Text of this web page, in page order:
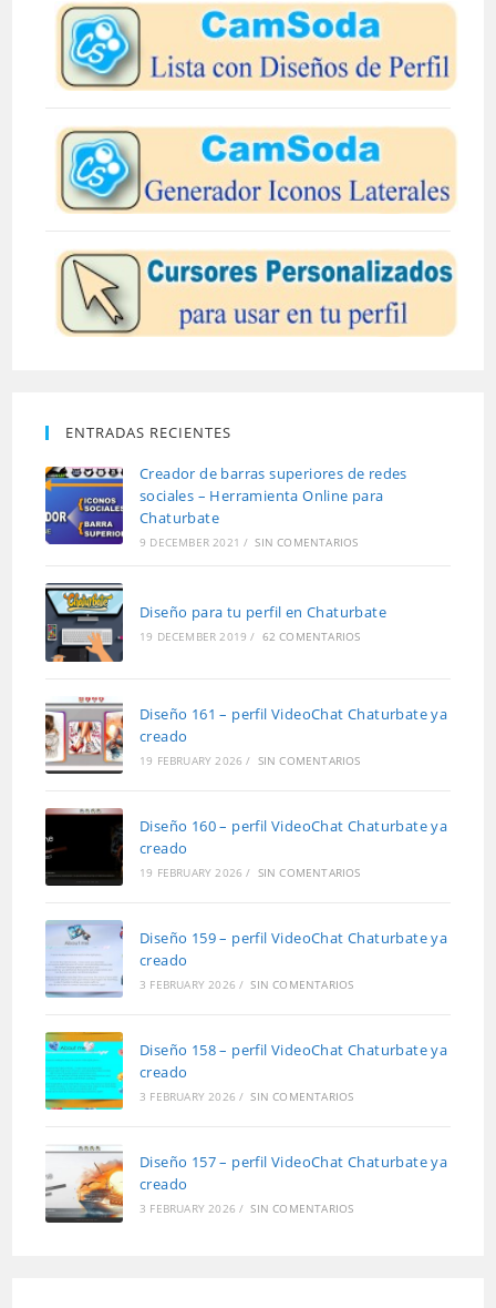
ENTRADAS RECIENTES
Creador de barras superiores de redes
sociales – Herramienta Online para
Chaturbate
9 DECEMBER 2021 / SIN COMENTARIOS
Diseño para tu perfil en Chaturbate
19 DECEMBER 2019 / 62 COMENTARIOS
Diseño 161 – perfil VideoChat Chaturbate ya
creado
19 FEBRUARY 2026 / SIN COMENTARIOS
Diseño 160 – perfil VideoChat Chaturbate ya
creado
19 FEBRUARY 2026 / SIN COMENTARIOS
Diseño 159 – perfil VideoChat Chaturbate ya
creado
3 FEBRUARY 2026 / SIN COMENTARIOS
Diseño 158 – perfil VideoChat Chaturbate ya
creado
3 FEBRUARY 2026 / SIN COMENTARIOS
Diseño 157 – perfil VideoChat Chaturbate ya
creado
3 FEBRUARY 2026 / SIN COMENTARIOS